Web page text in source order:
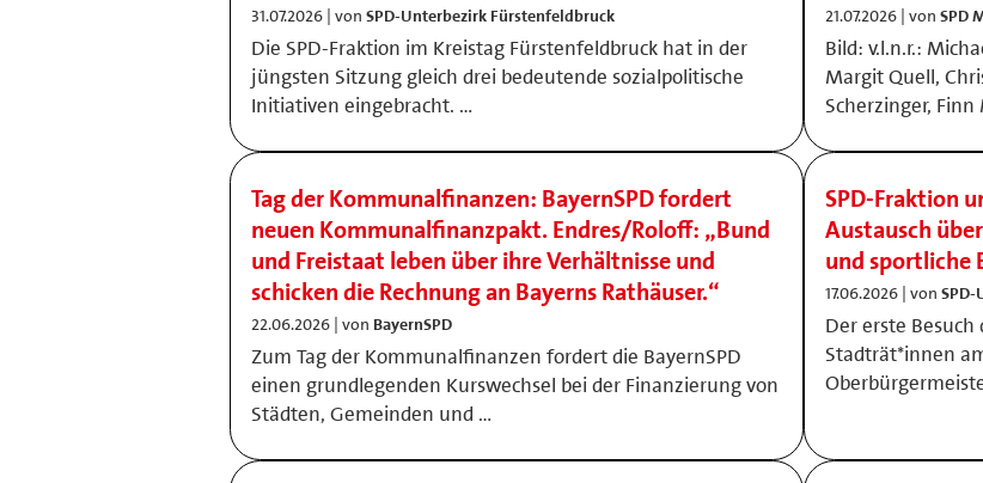
31.07.2026 | von SPD-Unterbezirk Fürstenfeldbruck
Die SPD‑Fraktion im Kreistag Fürstenfeldbruck hat in der
jüngsten Sitzung gleich drei bedeutende sozialpolitische
Initiativen eingebracht. …
21.07.2026 | von SPD
Bild: v.l.n.r.:
Margit Quell,
Scherzinger,
Tag der Kommunalfinanzen: BayernSPD fordert
neuen Kommunalfinanzpakt. Endres/Roloff: „Bund
und Freistaat leben über ihre Verhältnisse und
schicken die Rechnung an Bayerns Rathäuser.“
22.06.2026 | von BayernSPD
Zum Tag der Kommunalfinanzen fordert die BayernSPD
einen grundlegenden Kurswechsel bei der Finanzierung von
Städten, Gemeinden und …
SPD-Fraktion
Austausch
und sportliche
17.06.2026 | von
Der erste
Stadträt*innen